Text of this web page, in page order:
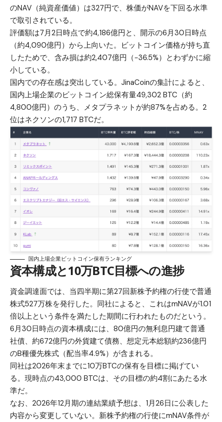
のNAV（純資産価値）は327円で、株価がNAVを下回る水準
で取引されている。
評価額は7月2日時点で約4,186億円と、開示の6月30日時点
（約4,090億円）から上向いた。ビットコイン価格が持ち直
したためで、含み損は約2,407億円（−36.5%）とわずかに縮
小している。
国内での存在感は突出している。JinaCoinの集計によると、
国内上場企業のビットコイン総保有量49,302 BTC（約
4,800億円）のうち、メタプラネットが約87%を占める。2
位はネクソンの1,717 BTCだ。
国内上場企業ビットコイン保有ランキング
資本構成と10万BTC目標への進捗
資金調達面では、当四半期に第27回新株予約権の行使で普通
株式527万株を発行した。同社によると、これはmNAVが1.01
倍以上という条件を満たした期間に行われたものだという。
6月30日時点の資本構成には、80億円の無利息円建て普通
社債、約672億円の外貨建て債務、想定元本総額約236億円
のB種優先株式（配当率4.9%）が含まれる。
同社は2026年末までに10万BTCの保有を目標に掲げてい
る。現時点の43,000 BTCは、その目標の約4割にあたる水
準だ。
なお、2026年12月期の連結業績予想は、1月26日に公表した
内容から変更していない。新株予約権の行使にmNAV条件が